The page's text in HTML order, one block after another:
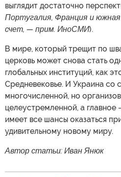
выглядит достаточно
Португалия, Франция и южная
счет, — прим. ИноСМИ).
В мире, который трещит по
церковь может снова стать
глобальных институций, как
Средневековье. И Украина со
многочисленной, но
целеустремленной, а главное
имеет все шансы оказаться
удивительному новому миру.
Автор статьи: Иван Янюк